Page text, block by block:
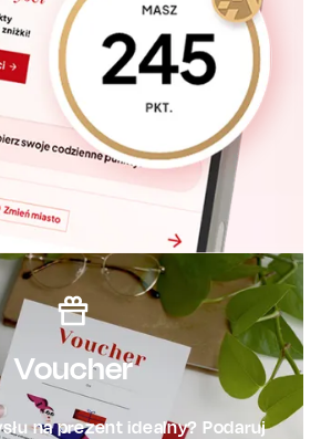
Voucher
na prezent idealny? Podaruj